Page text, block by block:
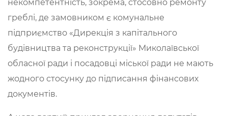
некомпетентність, зокрема, стосовно ремонту
греблі, де замовником є комунальне
підприємство «Дирекція з капітального
будівництва та реконструкції» Миколаївської
обласної ради і посадовці міської ради не мають
жодного стосунку до підписання фінансових
документів.